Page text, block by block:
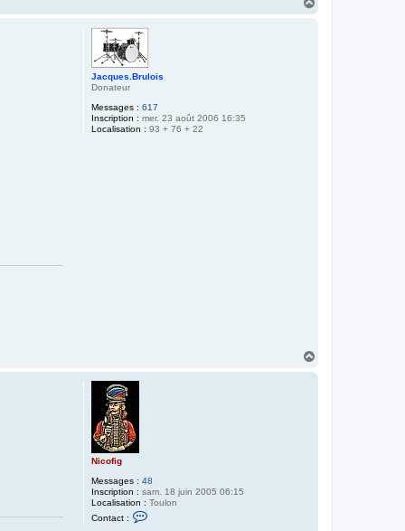
Jacques.Brulois
Donateur
Messages : 617
Inscription : mer. 23 août 2006 16:35
Localisation : 93 + 76 + 22
Nicofig
Messages : 48
Inscription : sam. 18 juin 2005 06:15
Localisation : Toulon
Contact :